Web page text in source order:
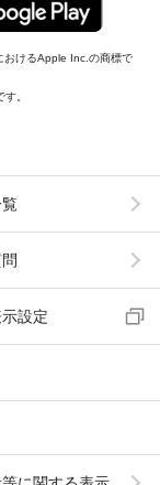
おけるApple Inc.の商標で
。
設定